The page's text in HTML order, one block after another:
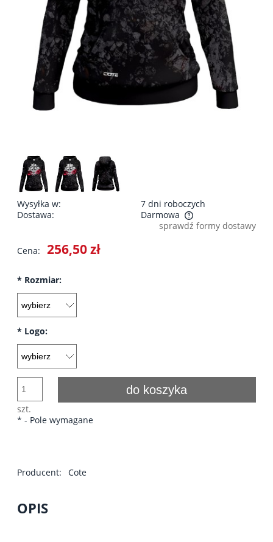
Wysyłka w:
7 dni roboczych
Dostawa:
Darmowa
Cena nie zawiera ewentualnych kosztów płatności
sprawdź formy dostawy
Cena: 256,50 zł
* Rozmiar:
* Logo:
szt.
do koszyka
* - Pole wymagane
Producent: Cote
OPIS